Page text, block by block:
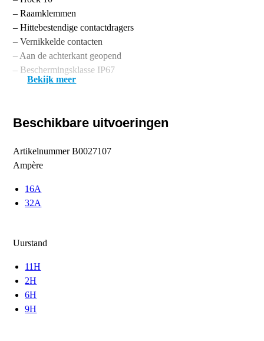
– Raamklemmen
– Hittebestendige contactdragers
– Vernikkelde contacten
– Aan de achterkant geopend
– Beschermingsklasse IP67
Bekijk meer
Beschikbare uitvoeringen
ArtikelnummerB0027107
Ampère
16A
32A
Uurstand
11H
2H
6H
9H